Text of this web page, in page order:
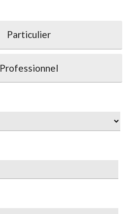
Particulier
Professionnel